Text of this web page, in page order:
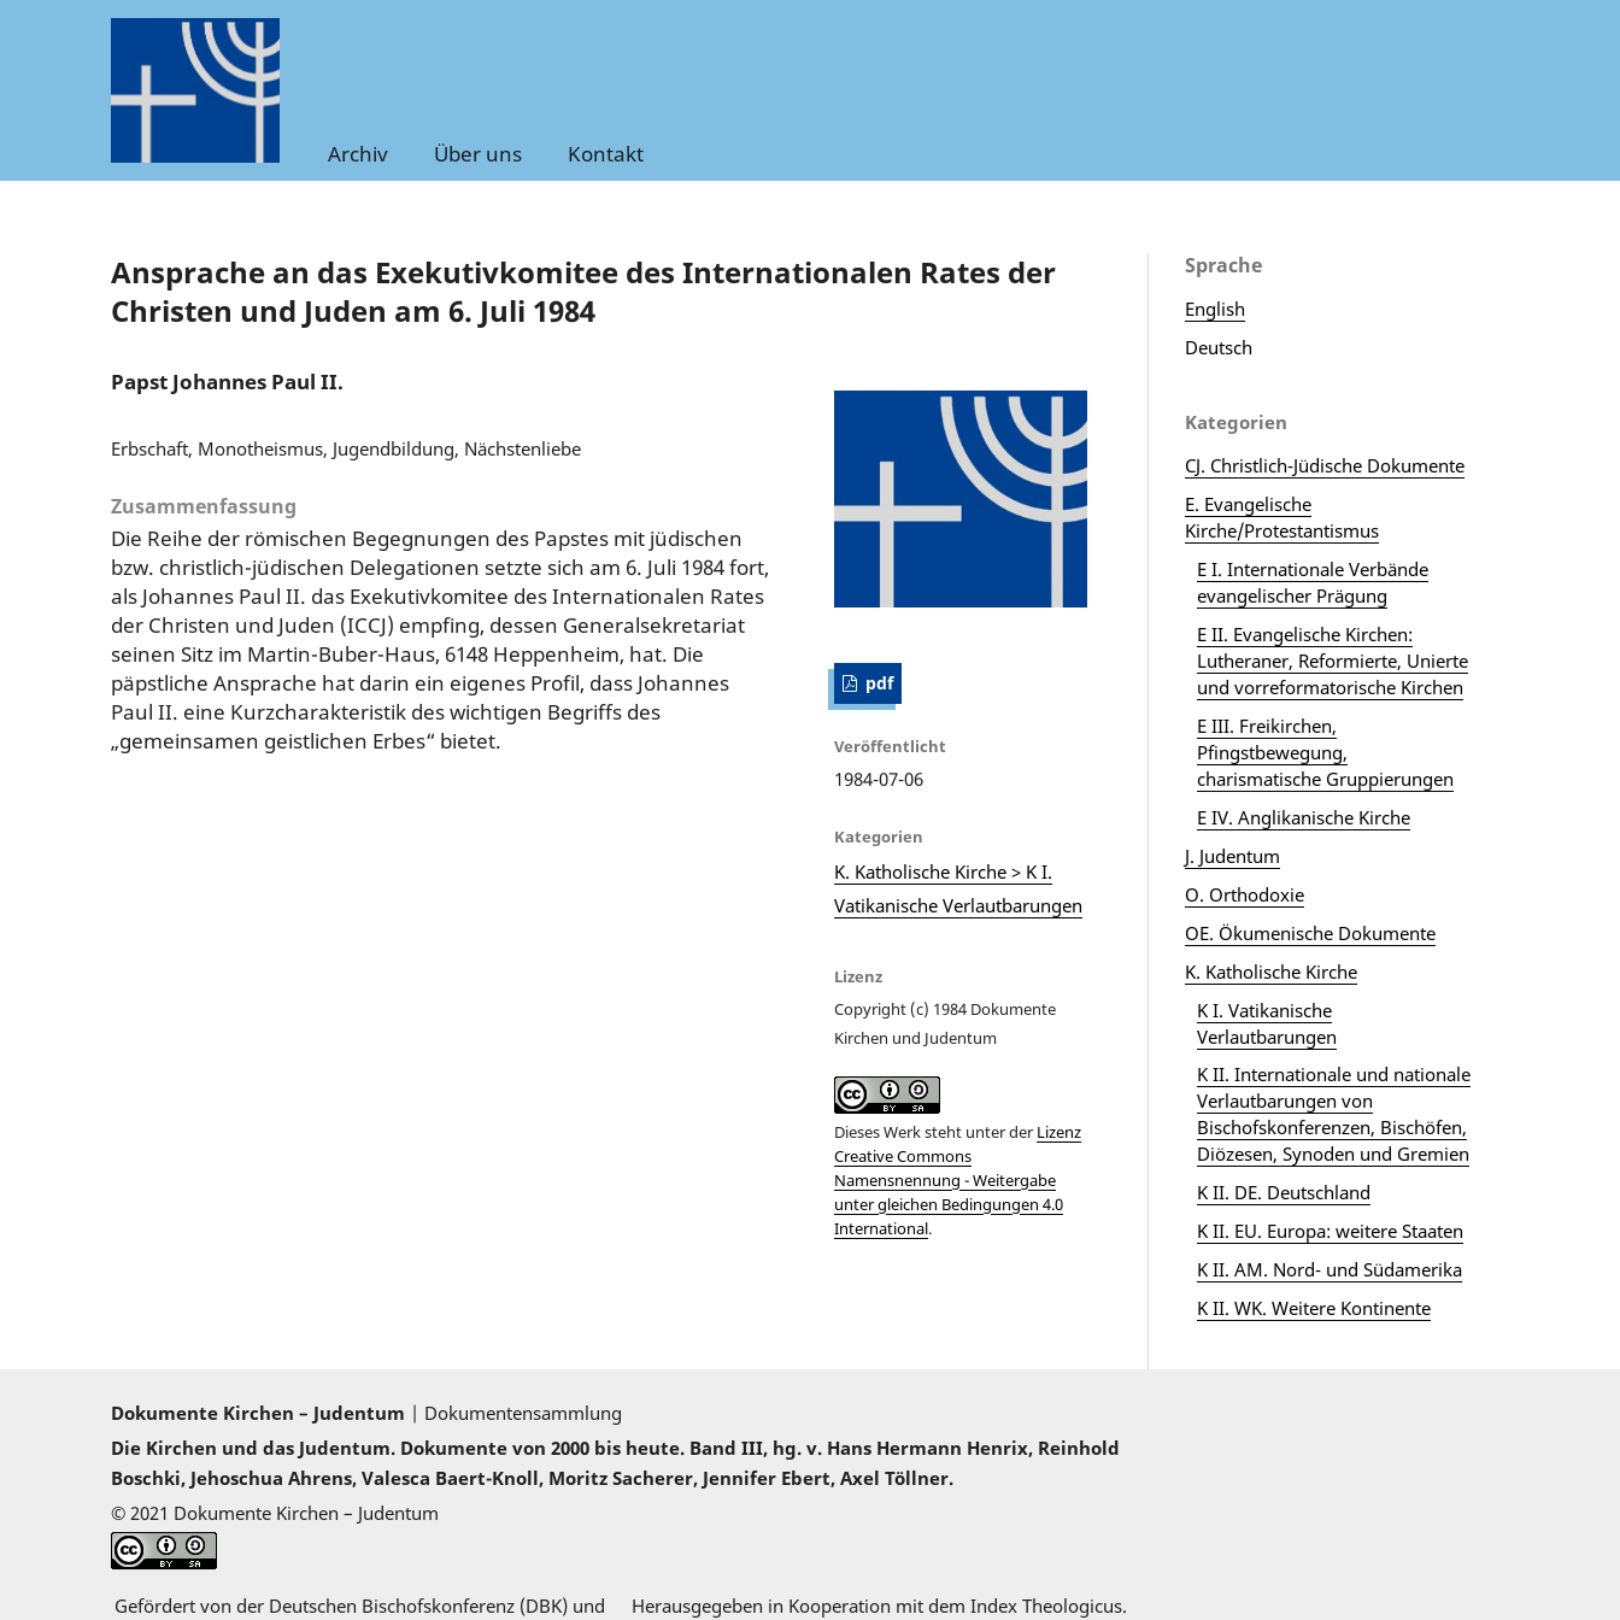
Archiv Über uns Kontakt
Ansprache an das Exekutivkomitee des Internationalen Rates der
Christen und Juden am 6. Juli 1984
Papst Johannes Paul II.
Erbschaft, Monotheismus, Jugendbildung, Nächstenliebe
Zusammenfassung
Die Reihe der römischen Begegnungen des Papstes mit jüdischen
bzw. christlich-jüdischen Delegationen setzte sich am 6. Juli 1984 fort,
als Johannes Paul II. das Exekutivkomitee des Internationalen Rates
der Christen und Juden (ICCJ) empfing, dessen Generalsekretariat
seinen Sitz im Martin-Buber-Haus, 6148 Heppenheim, hat. Die
päpstliche Ansprache hat darin ein eigenes Profil, dass Johannes
Paul II. eine Kurzcharakteristik des wichtigen Begriffs des
„gemeinsamen geistlichen Erbes“ bietet.
pdf
Veröffentlicht
1984-07-06
Kategorien
K. Katholische Kirche > K I.
Vatikanische Verlautbarungen
Lizenz
Copyright (c) 1984 Dokumente
Kirchen und Judentum
Dieses Werk steht unter der Lizenz
Creative Commons
Namensnennung - Weitergabe
unter gleichen Bedingungen 4.0
International.
Sprache
English
Deutsch
Kategorien
CJ. Christlich-Jüdische Dokumente
E. Evangelische
Kirche/Protestantismus
E I. Internationale Verbände
evangelischer Prägung
E II. Evangelische Kirchen:
Lutheraner, Reformierte, Unierte
und vorreformatorische Kirchen
E III. Freikirchen,
Pfingstbewegung,
charismatische Gruppierungen
E IV. Anglikanische Kirche
J. Judentum
O. Orthodoxie
OE. Ökumenische Dokumente
K. Katholische Kirche
K I. Vatikanische
Verlautbarungen
K II. Internationale und nationale
Verlautbarungen von
Bischofskonferenzen, Bischöfen,
Diözesen, Synoden und Gremien
K II. DE. Deutschland
K II. EU. Europa: weitere Staaten
K II. AM. Nord- und Südamerika
K II. WK. Weitere Kontinente
Dokumente Kirchen – Judentum | Dokumentensammlung
Die Kirchen und das Judentum. Dokumente von 2000 bis heute. Band III, hg. v. Hans Hermann Henrix, Reinhold
Boschki, Jehoschua Ahrens, Valesca Baert-Knoll, Moritz Sacherer, Jennifer Ebert, Axel Töllner.
© 2021 Dokumente Kirchen – Judentum
Gefördert von der Deutschen Bischofskonferenz (DBK) und Herausgegeben in Kooperation mit dem Index Theologicus.